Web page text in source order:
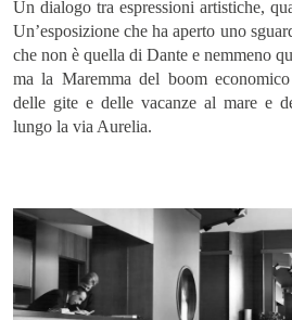
Un dialogo tra espressioni artistiche,
Un’esposizione che ha aperto uno
che non è quella di Dante e nemmeno
ma la Maremma del boom
delle gite e delle vacanze al mare e
lungo la via Aurelia.